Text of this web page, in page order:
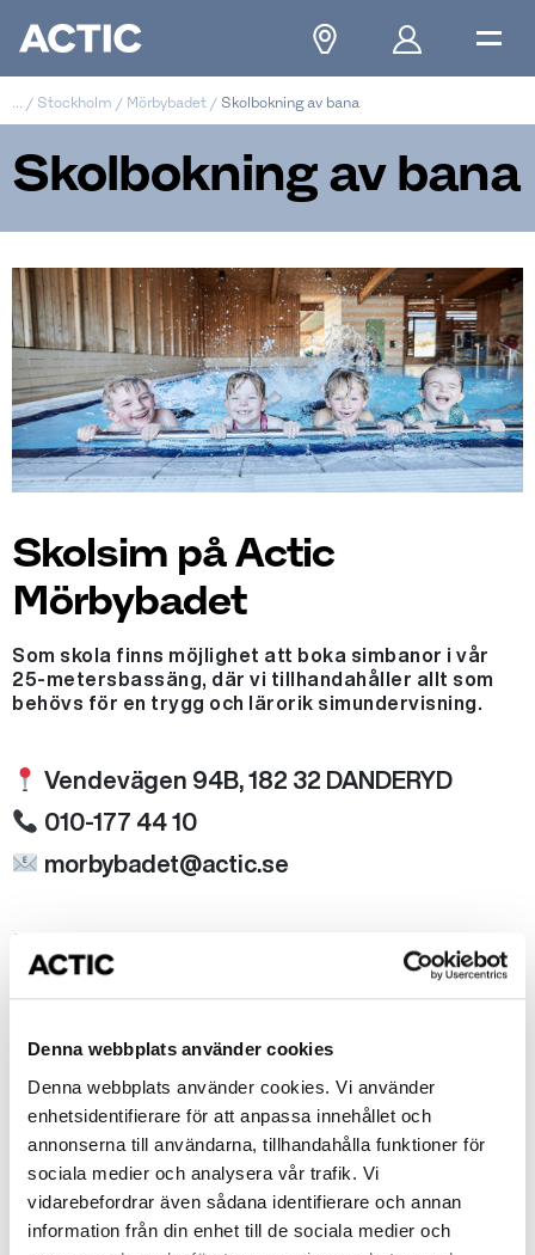
Denna webbplats använder cookies
Denna webbplats använder cookies. Vi använder
enhetsidentifierare för att anpassa innehållet och
annonserna till användarna, tillhandahålla funktioner för
sociala medier och analysera vår trafik. Vi
vidarebefordrar även sådana identifierare och annan
information från din enhet till de sociala medier och
/ Stockholm / Mörbybadet / Skolbokning av bana
Skolbokning av bana
Skolsim på Actic
Mörbybadet
Som skola finns möjlighet att boka simbanor i vår
25-metersbassäng, där vi tillhandahåller allt som
behövs för en trygg och lärorik simundervisning.
Vendevägen 94B, 182 32 DANDERYD
010-177 44 10
morbybadet@actic.se
Bokning och priser
Klickahärför att se tillgängliga tider och för bokning. Har du
frågor eller funderingar, kontakta oss på
morbybadet@actic.se
Elevkostnad
Kommunala skolor (inom Danderyds kommun) betalar 40